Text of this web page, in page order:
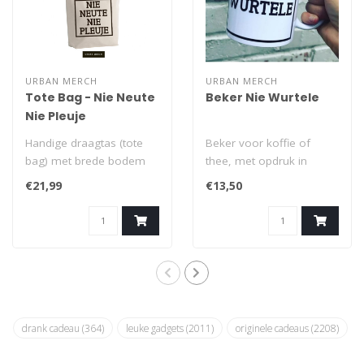
URBAN MERCH
Tote Bag - Nie Neute
Nie Pleuje
Handige draagtas (tote
bag) met brede bodem
opdruk in '..
€21,99
URBAN MERCH
Beker Nie Wurtele
Beker voor koffie of
thee, met opdruk in
wurtele'...
€13,50
drank cadeau (364) leuke gadgets(2011) originele cadeaus(2208)